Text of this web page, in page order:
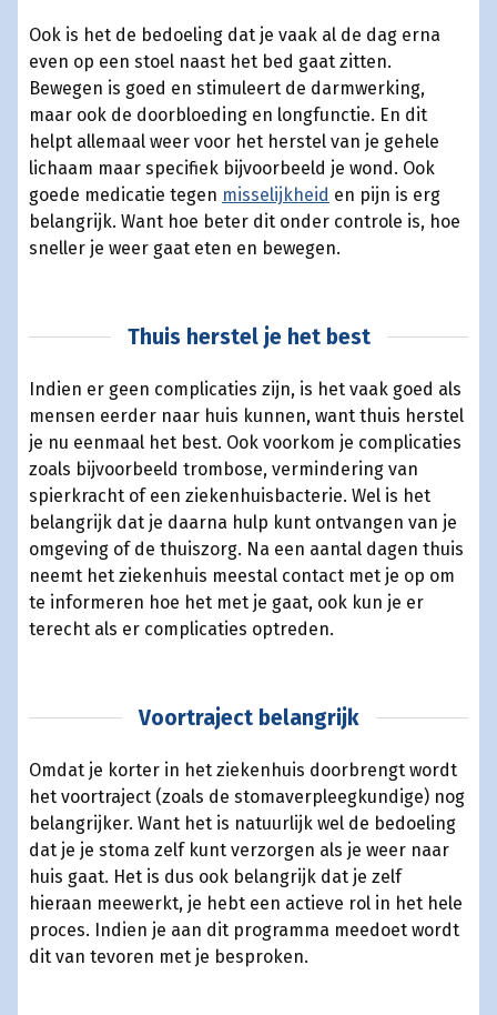
Ook is het de bedoeling dat je vaak al de dag erna
even op een stoel naast het bed gaat zitten.
Bewegen is goed en stimuleert de darmwerking,
maar ook de doorbloeding en longfunctie. En dit
helpt allemaal weer voor het herstel van je gehele
lichaam maar specifiek bijvoorbeeld je wond. Ook
goede medicatie tegen misselijkheid en pijn is erg
belangrijk. Want hoe beter dit onder controle is, hoe
sneller je weer gaat eten en bewegen.
Thuis herstel je het best
Indien er geen complicaties zijn, is het vaak goed als
mensen eerder naar huis kunnen, want thuis herstel
je nu eenmaal het best. Ook voorkom je complicaties
zoals bijvoorbeeld trombose, vermindering van
spierkracht of een ziekenhuisbacterie. Wel is het
belangrijk dat je daarna hulp kunt ontvangen van je
omgeving of de thuiszorg. Na een aantal dagen thuis
neemt het ziekenhuis meestal contact met je op om
te informeren hoe het met je gaat, ook kun je er
terecht als er complicaties optreden.
Voortraject belangrijk
Omdat je korter in het ziekenhuis doorbrengt wordt
het voortraject (zoals de stomaverpleegkundige) nog
belangrijker. Want het is natuurlijk wel de bedoeling
dat je je stoma zelf kunt verzorgen als je weer naar
huis gaat. Het is dus ook belangrijk dat je zelf
hieraan meewerkt, je hebt een actieve rol in het hele
proces. Indien je aan dit programma meedoet wordt
dit van tevoren met je besproken.